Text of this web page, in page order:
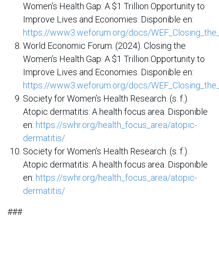
Women’s Health Gap: A $1 Trillion Opportunity to
Improve Lives and Economies. Disponible en:
https://www3.weforum.org/docs/
World Economic Forum. (2024). Closing the
Women’s Health Gap: A $1 Trillion Opportunity to
Improve Lives and Economies. Disponible en:
https://www3.weforum.org/docs/
Society for Women’s Health Research. (s. f.).
Atopic dermatitis: A health focus area. Disponible
en: https://swhr.org/health_focus_area/atopic-
dermatitis/
Society for Women’s Health Research. (s. f.).
Atopic dermatitis: A health focus area. Disponible
en: https://swhr.org/health_focus_area/atopic-
dermatitis/
###